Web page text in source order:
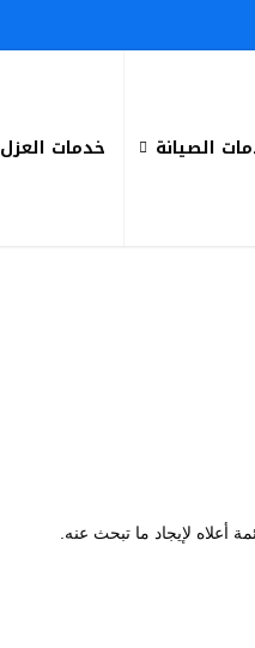
الصيانة خدمات العزل
أعلاه لإيجاد ما تبحث عنه.